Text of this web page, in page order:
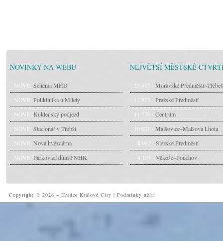
NOVINKY NA WEBU
NOVÉ: Schéma MHD
NOVÉ: Poliklinika u Milety
NOVÉ: Kuklenský podjezd
NOVÉ: Stacionář v Třebši
NOVÉ: Nová hvězdárna
NOVÉ: Parkovací dům FNHK
NEJVĚTŠÍ MĚSTSKÉ
23 413 - Moravské Předměstí~Třebeš
12 975 - Pražské Předměstí
11 779 - Centrum
10 021 - Malšovice~Malšova Lhota
8 982 - Slezské Předměstí
4 105 - Věkoše~Pouchov
Copyright © 2026 ~ Hradec Králové City | Podmínky užití